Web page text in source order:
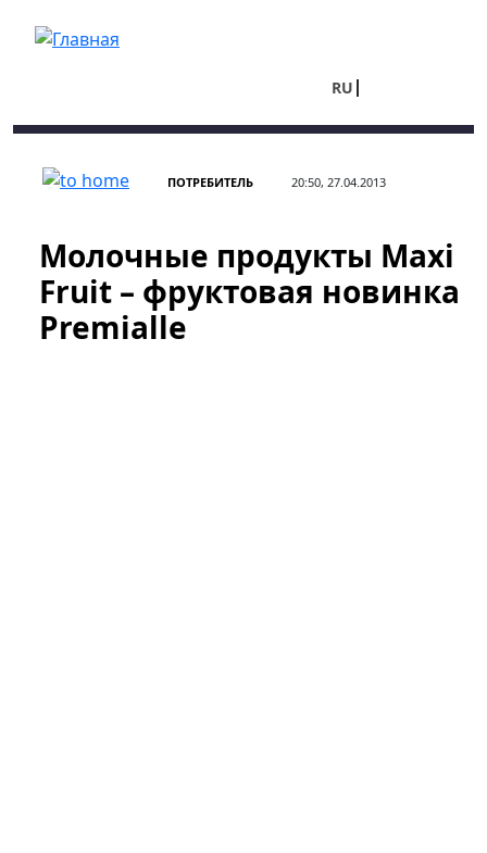
RU
ПОТРЕБИТЕЛЬ 20:50, 27.04.2013
Молочные продукты Maxi
Fruit – фруктовая новинка
Premialle